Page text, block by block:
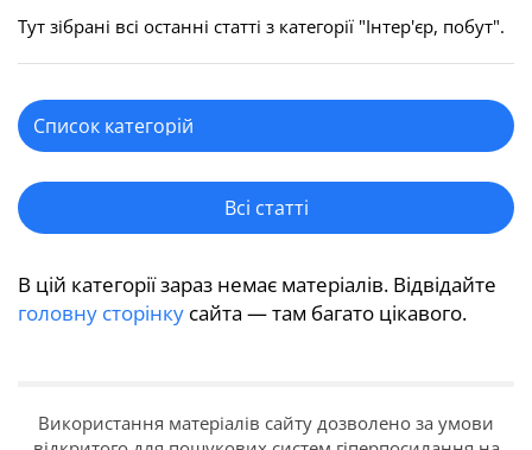
Тут зібрані всі останні статті з категорії "Інтер'єр, побут".
Всі статті
В цій категорії зараз немає матеріалів. Відвідайте
головну сторінку сайта — там багато цікавого.
Використання матеріалів сайту дозволено за умови